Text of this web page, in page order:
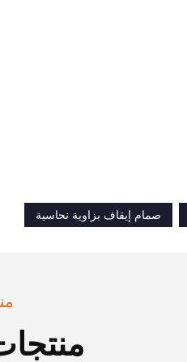
صمام إيقاف بزاوية نحاسية